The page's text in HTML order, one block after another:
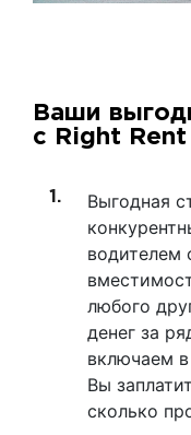
Ваши
с Right Rent
Выгодная
водителем
любого
денег за
включаем
Вы
сколько